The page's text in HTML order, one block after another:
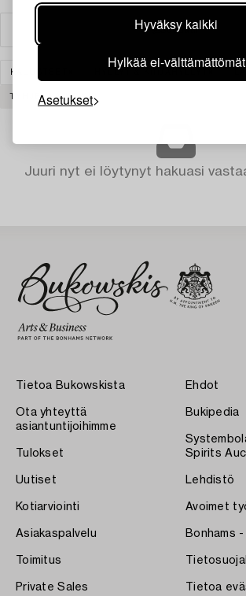
Hyväksy kaikki
Hylkää ei-välttämättömät
Asetukset
Suodatin
KALUSTEET HYLLYT & KIRJAHYLLYT
TYHJENNÄ KAIKKI
Juuri nyt ei löytynyt hakuasi
Tietoa Bukowskista
Ota yhteyttä
asiantuntijoihimme
Tulokset
Uutiset
Kotiarviointi
Asiakaspalvelu
Toimitus
Private Sales
Ehdot
Bukipedia
Spirits
Lehdistö
Avoimet
Bonhams
Tietoa